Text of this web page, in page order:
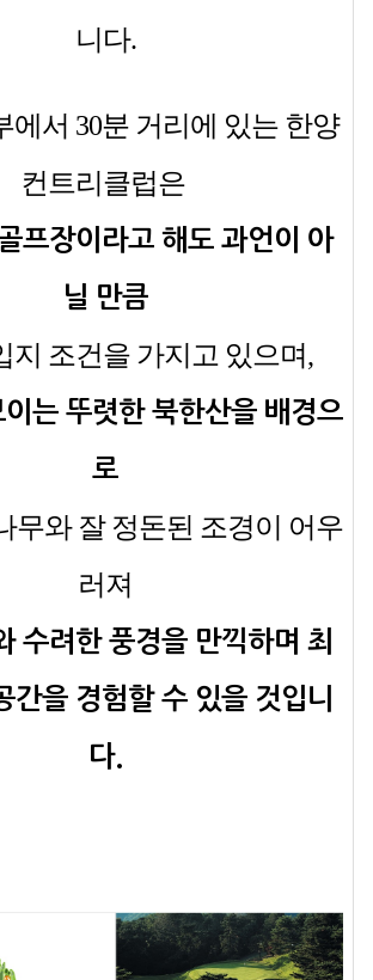
니다.
에서 30분 거리에 있는 한양
컨트리클럽은
프장이라고 해도 과언이 아
닐 만큼
지 조건을 가지고 있으며,
는 뚜렷한 북한산을 배경으
로
무와 잘 정돈된 조경이 어우
러져
수려한 풍경을 만끽하며 최
간을 경험할 수 있을 것입니
다.